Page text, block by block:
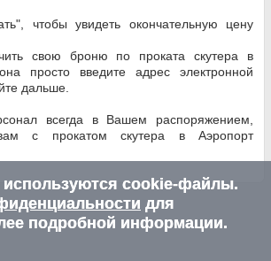
чтобы увидеть окончательную цену
свою броню по проката скутера в
просто введите адрес электронной
дальше.
всегда в Вашем распоряжением,
с прокатом скутера в Аэропорт
используются cookie-файлы.
для
подробной информации.